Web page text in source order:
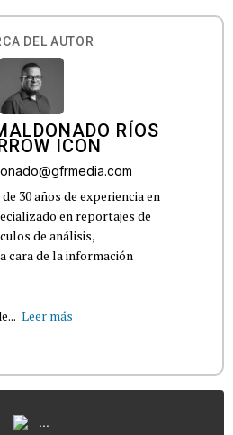
DEL AUTOR
RÍOS
30 años de experiencia en
en reportajes de
de análisis,
cara de la información
Leer más
...